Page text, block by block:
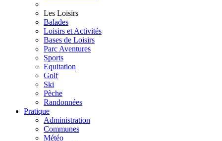
Les Loisirs
Balades
Loisirs et Activités
Bases de Loisirs
Parc Aventures
Sports
Equitation
Golf
Ski
Pèche
Randonnées
Pratique
Administration
Communes
Météo